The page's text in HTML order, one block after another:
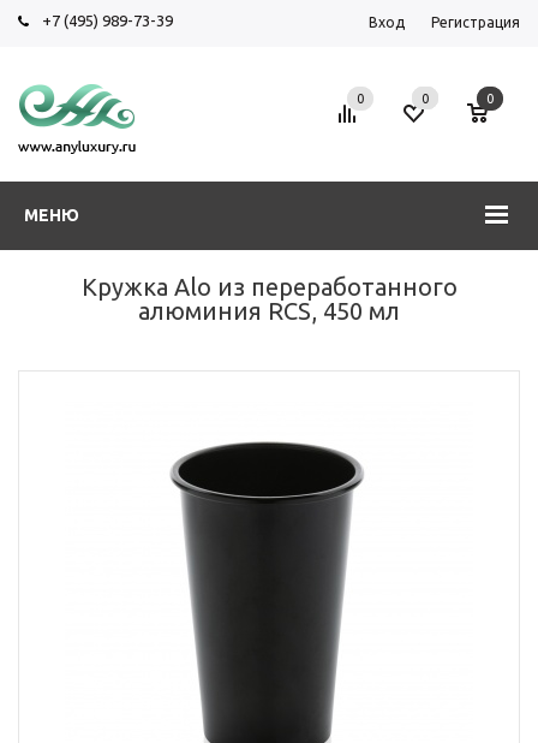
+7 (495) 989-73-39 Вход Регистрация
МЕНЮ
0 0 0
Кружка Alo из переработанного
алюминия RCS, 450 мл